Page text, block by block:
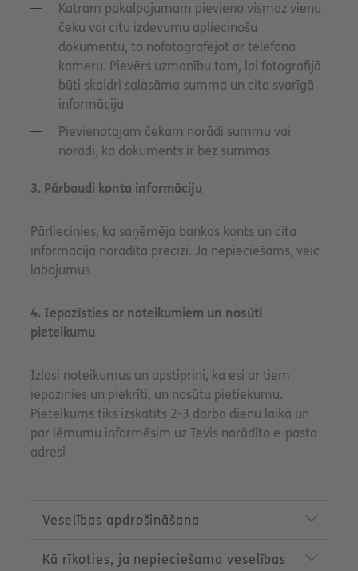
Katram pakalpojumam pievieno vismaz vienu
čeku vai citu izdevumu apliecinošu
dokumentu, to nofotografējot ar telefona
kameru. Pievērs uzmanību tam, lai fotografijā
būti skaidri salasāma summa un cita svarīgā
informācija
Pievienotajam čekam norādi summu vai
norādi, ka dokuments ir bez summas
3. Pārbaudi konta informāciju
Pārliecinies, ka saņēmēja bankas konts un cita
informācija norādīta precīzi. Ja nepieciešams, veic
labojumus
4. Iepazīsties ar noteikumiem un nosūti
pieteikumu
Izlasi noteikumus un apstiprini, ka esi ar tiem
iepazinies un piekrīti, un nosūtu pietiekumu.
Pieteikums tiks izskatīts 2-3 darba dienu laikā un
par lēmumu informēsim uz Tevis norādīto e-pasta
adresi
Veselības apdrošināšana
Kā rīkoties, ja nepieciešama veselības